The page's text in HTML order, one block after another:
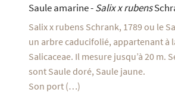
Saule amarine -Salix x rubens
Salix x rubens Schrank, 1789 ou le
un arbre caducifolié, appartenant à
Salicaceae. Il mesure jusqu’à 20 m.
sont Saule doré, Saule jaune.
Son port (…)